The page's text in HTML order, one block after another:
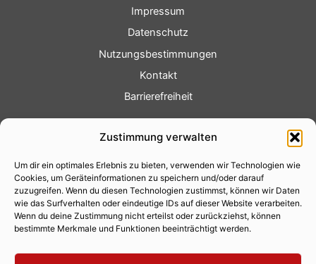
Zustimmung verwalten
Um dir ein optimales Erlebnis zu bieten, verwenden wir Technologien wie
Cookies, um Geräteinformationen zu speichern und/oder darauf
zuzugreifen. Wenn du diesen Technologien zustimmst, können wir Daten
wie das Surfverhalten oder eindeutige IDs auf dieser Website verarbeiten.
Wenn du deine Zustimmung nicht erteilst oder zurückziehst, können
bestimmte Merkmale und Funktionen beeinträchtigt werden.
Impressum
Datenschutz
Nutzungsbestimmungen
Kontakt
Barrierefreiheit
Fotoservice
Videoservice
Werbung
Contenterstellung
Lokalnachrichten
Lokalfernsehen